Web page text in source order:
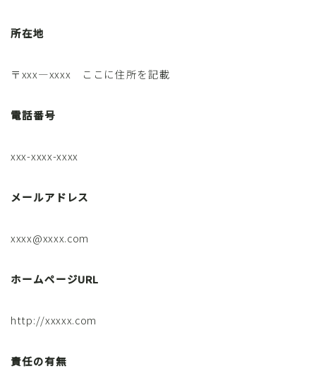
所在地
〒xxx―xxxx ここに住所を記載
電話番号
xxx-xxxx-xxxx
メールアドレス
xxxx@xxxx.com
ホームページURL
http://xxxxx.com
責任の有無